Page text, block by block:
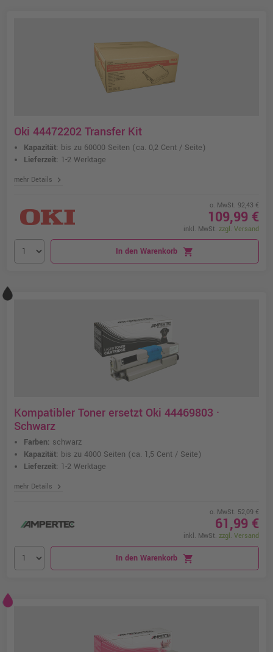
Oki 44472202 Transfer Kit
Kapazität: bis zu 60000 Seiten (ca. 0,2 Cent / Seite)
Lieferzeit: 1-2 Werktage
mehr Details chevron_right
o. MwSt. 92,43 €
109,99 €
inkl. MwSt. zzgl. Versand
In den Warenkorb shopping_cart
Kompatibler Toner ersetzt Oki 44469803 ·
Schwarz
Farben: schwarz
Kapazität: bis zu 4000 Seiten (ca. 1,5 Cent / Seite)
Lieferzeit: 1-2 Werktage
mehr Details chevron_right
o. MwSt. 52,09 €
61,99 €
inkl. MwSt. zzgl. Versand
In den Warenkorb shopping_cart